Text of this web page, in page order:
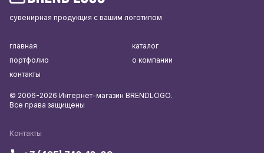
сувенирная продукция с вашим логотипом
Контакты
главная
каталог
портфолио
о компании
контакты
© 2006-2026 Интернет-магазин BRENDLOGO.
Все права защищены